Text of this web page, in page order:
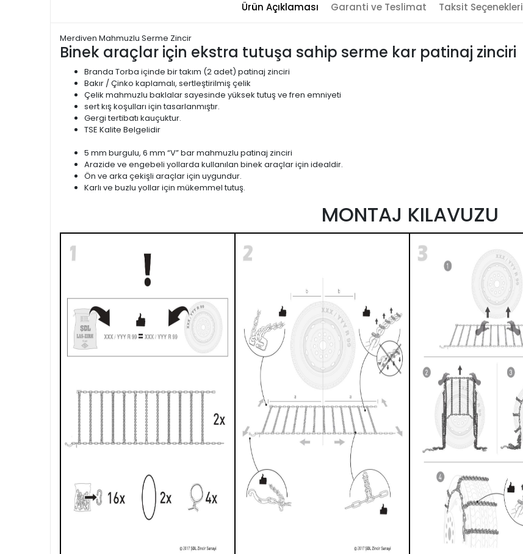
Ürün Açıklaması Garanti ve Teslimat Taksit Seçenekleri
Merdiven Mahmuzlu Serme Zincir
Binek araçlar için ekstra tutuşa sahip serme kar patinaj zinciri
Branda Torba içinde bir takım (2 adet) patinaj zinciri
Bakır / Çinko kaplamalı, sertleştirilmiş çelik
Çelik mahmuzlu baklalar sayesinde yüksek tutuş ve fren emniyeti
sert kış koşulları için tasarlanmıştır.
Gergi tertibatı kauçuktur.
TSE Kalite Belgelidir
5 mm burgulu, 6 mm “V” bar mahmuzlu patinaj zinciri
Arazide ve engebeli yollarda kullanılan binek araçlar için idealdir.
Ön ve arka çekişli araçlar için uygundur.
Karlı ve buzlu yollar için mükemmel tutuş.
MONTAJ KILAVUZU